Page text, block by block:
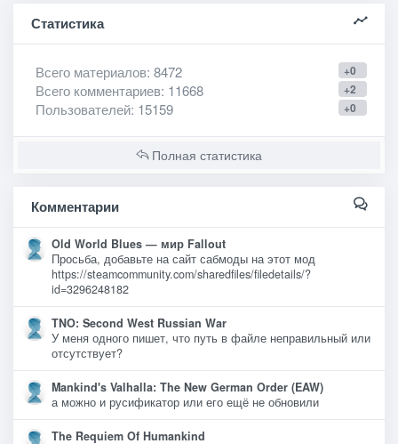
Статистика
+0
Всего материалов: 8472
+2
Всего комментариев: 11668
+0
Пользователей: 15159
Полная статистика
Комментарии
Old World Blues — мир Fallout
Просьба, добавьте на сайт сабмоды на этот мод
https://steamcommunity.com/sharedfiles/filedetails/?
id=3296248182
TNO: Second West Russian War
У меня одного пишет, что путь в файле неправильный или
отсутствует?
Mankind's Valhalla: The New German Order (EAW)
а можно и русификатор или его ещё не обновили
The Requiem Of Humankind